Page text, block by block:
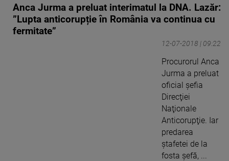
Anca Jurma a preluat interimatul la DNA. Lazăr:
”Lupta anticorupție în România va continua cu
fermitate”
12-07-2018 | 09:22
Procurorul Anca
Jurma a preluat
oficial şefia
Direcţiei
Naţionale
Anticorupţie. Iar
predarea
ştafetei de la
fosta şefă, ...